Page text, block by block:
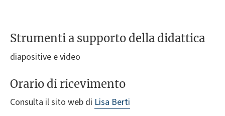
Strumenti a supporto della didattica
diapositive e video
Orario di ricevimento
Consulta il sito web di Lisa Berti